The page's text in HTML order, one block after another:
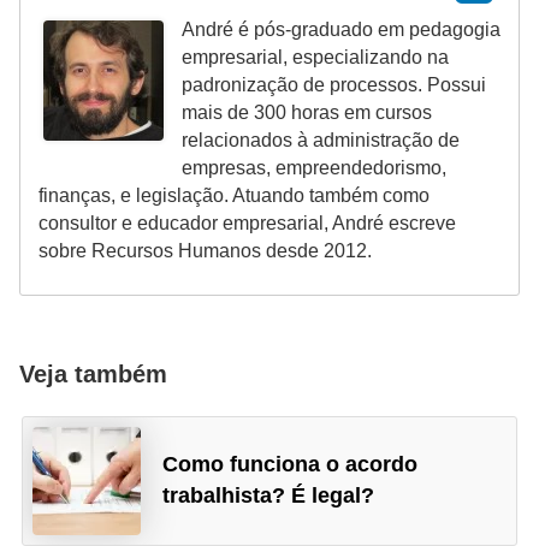
André é pós-graduado em pedagogia
empresarial, especializando na
padronização de processos. Possui
mais de 300 horas em cursos
relacionados à administração de
empresas, empreendedorismo,
finanças, e legislação. Atuando também como
consultor e educador empresarial, André escreve
sobre Recursos Humanos desde 2012.
Veja também
Como funciona o acordo
trabalhista? É legal?
t
o